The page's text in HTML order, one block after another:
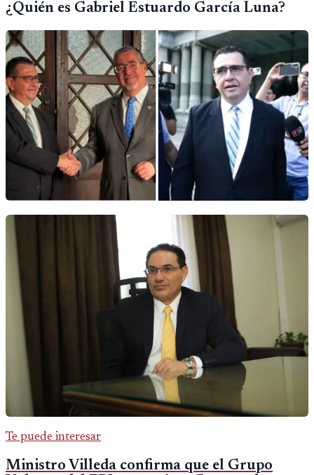
¿Quién es Gabriel Estuardo García Luna?
Te puede interesar
Ministro Villeda confirma que el Grupo